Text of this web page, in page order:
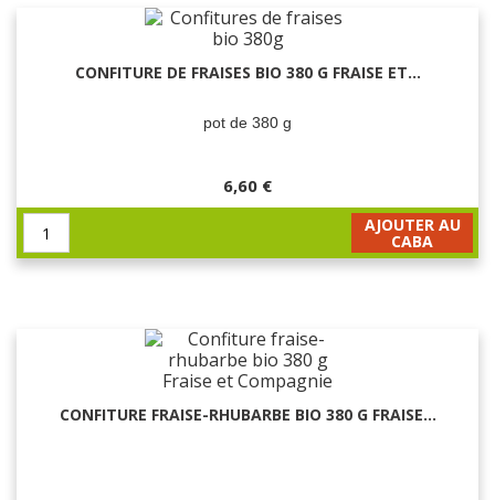
CONFITURE DE FRAISES BIO 380 G FRAISE ET...
pot de 380 g
6,60 €
AJOUTER AU
CABA
CONFITURE FRAISE-RHUBARBE BIO 380 G FRAISE...